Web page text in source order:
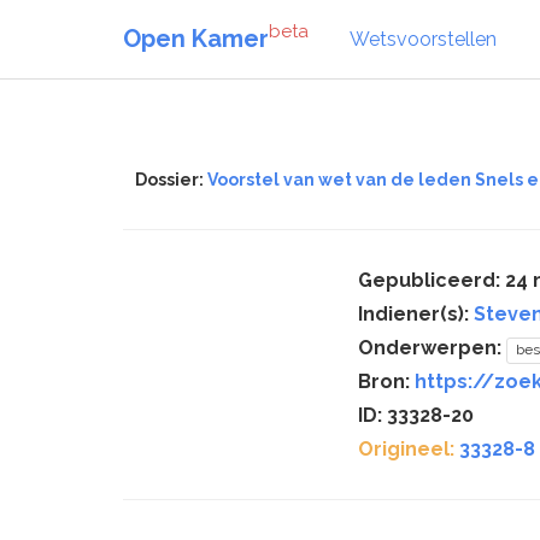
Open Kamerbeta Wetsvoorstellen
Dossier: Voorstel van wet van de leden Snels
Gepubliceerd: 24
Indiener(s):
Onderwerpen:
Bron: https://
ID: 33328-20
Origineel: 33328-8